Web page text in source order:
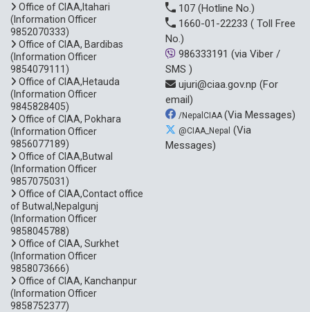
Office of CIAA,Itahari
(Information Officer
9852070333)
Office of CIAA, Bardibas
(Information Officer
9854079111)
Office of CIAA,Hetauda
(Information Officer
9845828405)
Office of CIAA, Pokhara
(Information Officer
9856077189)
Office of CIAA,Butwal
(Information Officer
9857075031)
Office of CIAA,Contact office
of Butwal,Nepalgunj
(Information Officer
9858045788)
Office of CIAA, Surkhet
(Information Officer
9858073666)
Office of CIAA, Kanchanpur
(Information Officer
9858752377)
107 (Hotline No.)
1660-01-22233 ( Toll Free
No.)
986333191 (via Viber /
SMS )
ujuri@ciaa.gov.np (For
email)
/NepalCIAA (Via Messages)
@CIAA_Nepal (Via
Messages)